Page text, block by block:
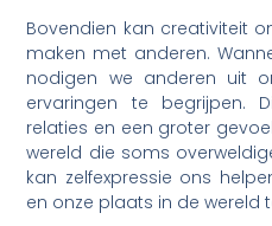
Bovendien kan creativiteit
maken met anderen.
nodigen we anderen uit
ervaringen te begrijpen.
relaties en een groter
wereld die soms
kan zelfexpressie ons
en onze plaats in de wereld